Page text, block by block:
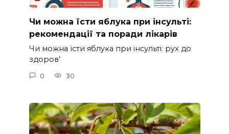
Чи можна їсти яблука при інсульті:
рекомендації та поради лікарів
Чи можна їсти яблука при інсульті: рух до
здоров’
0 30